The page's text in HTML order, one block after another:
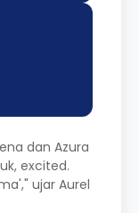
dan Azura
excited.
ujar Aurel